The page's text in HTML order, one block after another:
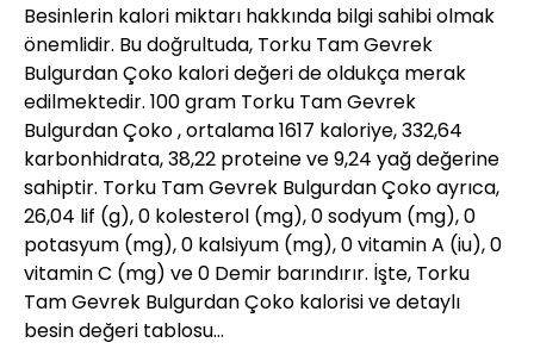
Besinlerin kalori miktarı hakkında bilgi sahibi olmak
önemlidir. Bu doğrultuda, Torku Tam Gevrek
Bulgurdan Çoko kalori değeri de oldukça merak
edilmektedir. 100 gram Torku Tam Gevrek
Bulgurdan Çoko , ortalama 1617 kaloriye, 332,64
karbonhidrata, 38,22 proteine ve 9,24 yağ değerine
sahiptir. Torku Tam Gevrek Bulgurdan Çoko ayrıca,
26,04 lif (g), 0 kolesterol (mg), 0 sodyum (mg), 0
potasyum (mg), 0 kalsiyum (mg), 0 vitamin A (iu), 0
vitamin C (mg) ve 0 Demir barındırır. İşte, Torku
Tam Gevrek Bulgurdan Çoko kalorisi ve detaylı
besin değeri tablosu…